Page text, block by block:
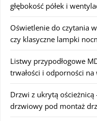
głębokość półek i
Oświetlenie do czytania
czy klasyczne lampki
Listwy przypodłogowe
trwałości i odporności na
Drzwi z ukrytą
drzwiowy pod montaż